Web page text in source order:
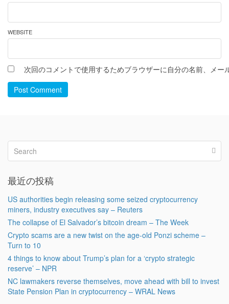
WEBSITE
次回のコメントで使用するためブラウザーに自分の名前、メー
Post Comment
最近の投稿
US authorities begin releasing some seized cryptocurrency
miners, industry executives say – Reuters
The collapse of El Salvador’s bitcoin dream – The Week
Crypto scams are a new twist on the age-old Ponzi scheme –
Turn to 10
4 things to know about Trump’s plan for a ‘crypto strategic
reserve’ – NPR
NC lawmakers reverse themselves, move ahead with bill to invest
State Pension Plan in cryptocurrency – WRAL News